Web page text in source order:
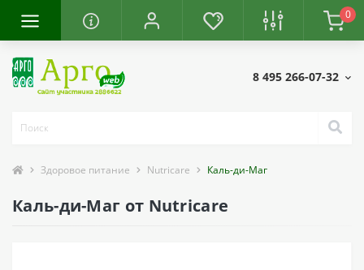
0
8 495 266-07-32
Здоровое питание Nutricare Каль-ди-Маг
Каль-ди-Маг от Nutricare